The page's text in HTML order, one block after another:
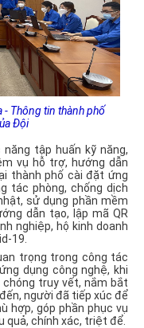
- Thông tin thành phố
Đội
tập huấn kỹ năng,
vụ hỗ trợ, hướng dẫn
thành phố cài đặt ứng
tác phòng, chống dịch
sử dụng phần mềm
dẫn tạo, lập mã QR
nghiệp, hộ kinh doanh
19.
trọng trong công tác
dụng công nghệ, khi
truy vết, nắm bắt
người đã tiếp xúc để
hợp, góp phần phục vụ
quả, chính xác, triệt để.